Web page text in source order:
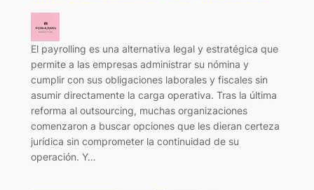
El payrolling es una alternativa legal y estratégica que
permite a las empresas administrar su nómina y
cumplir con sus obligaciones laborales y fiscales sin
asumir directamente la carga operativa. Tras la última
reforma al outsourcing, muchas organizaciones
comenzaron a buscar opciones que les dieran certeza
jurídica sin comprometer la continuidad de su
operación. Y…